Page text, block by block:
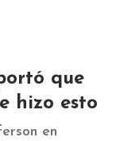
que
hizo esto
en